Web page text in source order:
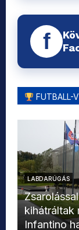
f
FUTBALL-
LABDARÚGÁS
kihátráltak
Infantino